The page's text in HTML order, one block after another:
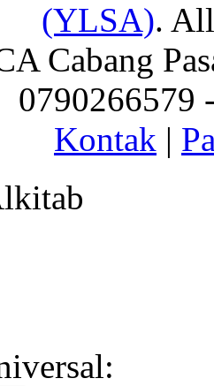
(YLSA).
Cabang
0790266579
Kontak |